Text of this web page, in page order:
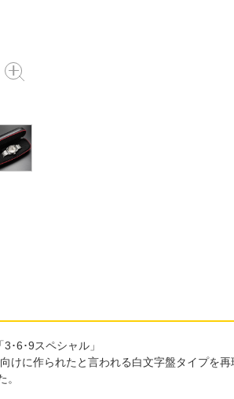
･6･9スペシャル」
に作られたと言われる白文字盤タイプを再